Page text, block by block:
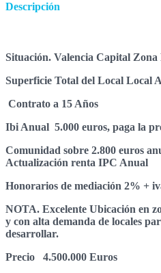
Descripción
Situación. Valencia Capital Zona
Superficie Total del Local Local
Contrato a 15 Años
Ibi Anual 5.000 euros, paga la
Comunidad sobre 2.800 euros
Actualización renta IPC Anual
Honorarios de mediación 2% +
NOTA. Excelente Ubicación en
y con alta demanda de locales
desarrollar.
Precio 4.500.000 Euros